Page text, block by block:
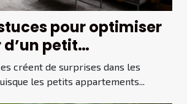
pour optimiser
petit
?
créent de surprises dans les
les petits appartements...